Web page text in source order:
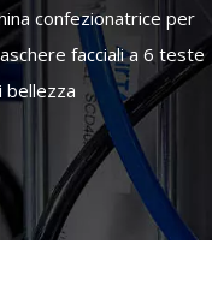
confezionatrice per
facciali a 6 teste
bellezza